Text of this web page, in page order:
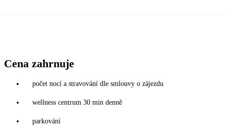
Cena zahrnuje
počet nocí a stravování dle smlouvy o zájezdu
wellness centrum 30 min denně
parkování